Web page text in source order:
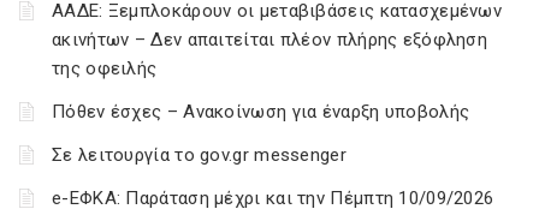
ΑΑΔΕ: Ξεμπλοκάρουν οι μεταβιβάσεις κατασχεμένων
ακινήτων – Δεν απαιτείται πλέον πλήρης εξόφληση
της οφειλής
Πόθεν έσχες – Ανακοίνωση για έναρξη υποβολής
Σε λειτουργία το gov.gr messenger
e-ΕΦΚΑ: Παράταση μέχρι και την Πέμπτη 10/09/2026